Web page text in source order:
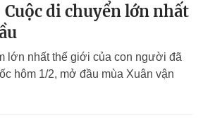
di chuyển lớn nhất
lớn nhất thế giới của con người đã
hôm 1/2, mở đầu mùa Xuân vận